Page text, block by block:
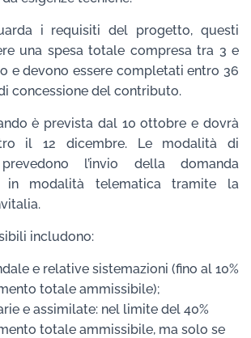
i requisiti del progetto, questi
una spesa totale compresa tra 3 e
e devono essere completati entro 36
concessione del contributo.
è prevista dal 10 ottobre e dovrà
il 12 dicembre. Le modalità di
prevedono l’invio della domanda
in modalità telematica tramite la
includono:
e relative sistemazioni (fino al 10%
totale ammissibile);
e assimilate: nel limite del 40%
totale ammissibile, ma solo se